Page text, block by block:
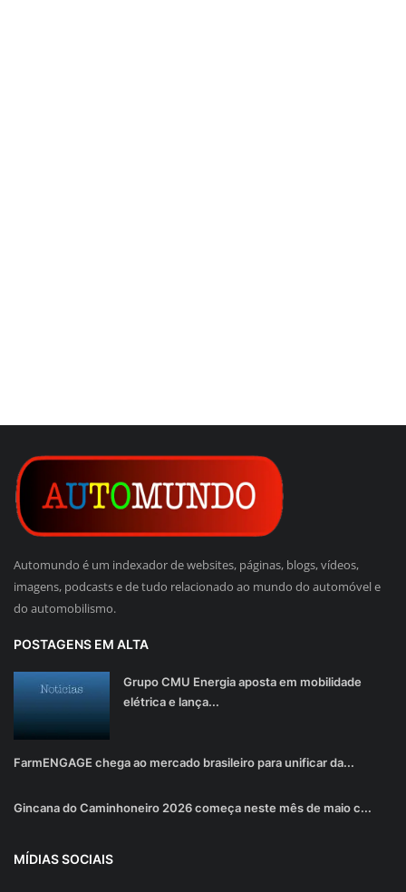
Automundo é um indexador de websites, páginas, blogs, vídeos,
imagens, podcasts e de tudo relacionado ao mundo do automóvel e
do automobilismo.
POSTAGENS EM ALTA
Grupo CMU Energia aposta em mobilidade
elétrica e lança...
FarmENGAGE chega ao mercado brasileiro para unificar da...
Gincana do Caminhoneiro 2026 começa neste mês de maio c...
MÍDIAS SOCIAIS